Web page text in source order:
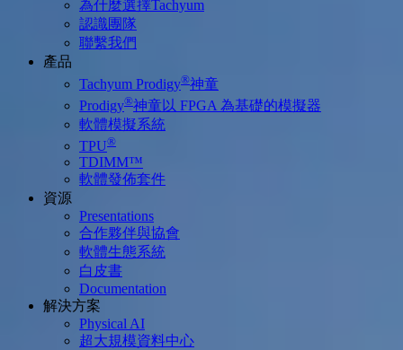
為什麼選擇Tachyum
認識團隊
聯繫我們
產品
Tachyum Prodigy®神童
Prodigy®神童以 FPGA 為基礎的模擬器
軟體模擬系統
TPU®
TDIMM™
軟體發佈套件
資源
Presentations
合作夥伴與協會
軟體生態系統
白皮書
Documentation
解決方案
Physical AI
超大規模資料中心